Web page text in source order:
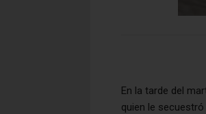
En la tarde del
quien le